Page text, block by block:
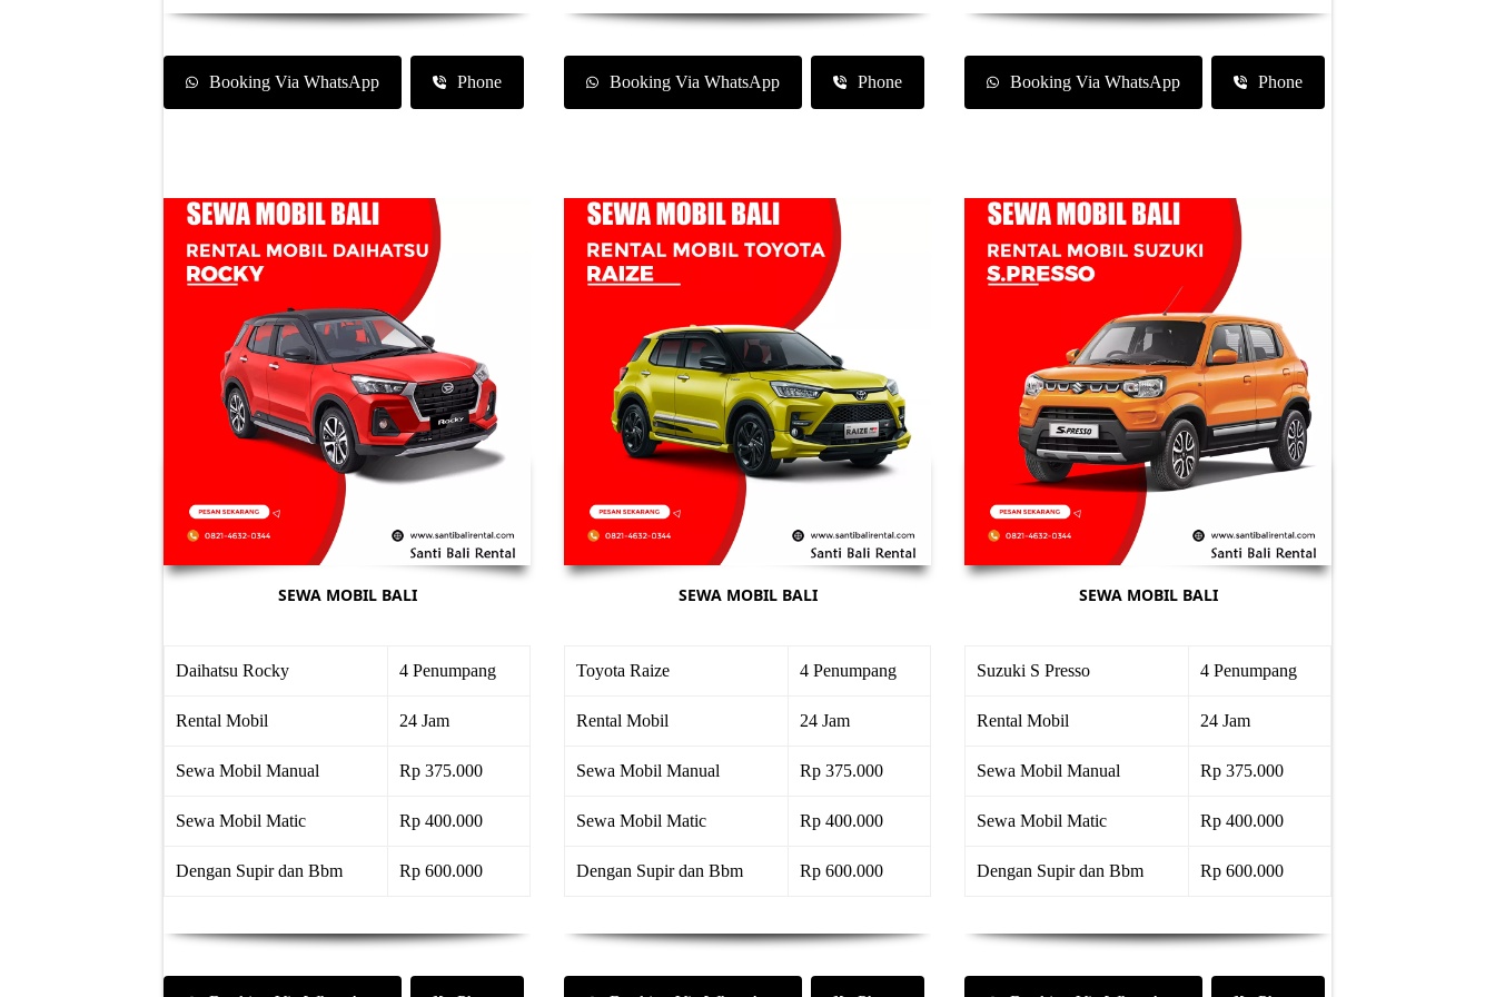
Booking Via WhatsApp Phone Booking Via WhatsApp Phone Booking Via WhatsApp Phone
SEWA MOBIL BALI
Daihatsu Rocky 4 Penumpang
Rental Mobil 24 Jam
Sewa Mobil Manual Rp 375.000
Sewa Mobil Matic Rp 400.000
Dengan Supir dan Bbm Rp 600.000
SEWA MOBIL BALI
Toyota Raize 4 Penumpang
Rental Mobil 24 Jam
Sewa Mobil Manual Rp 375.000
Sewa Mobil Matic Rp 400.000
Dengan Supir dan Bbm Rp 600.000
SEWA MOBIL BALI
Suzuki S Presso 4 Penumpang
Rental Mobil 24 Jam
Sewa Mobil Manual Rp 375.000
Sewa Mobil Matic Rp 400.000
Dengan Supir dan Bbm Rp 600.000